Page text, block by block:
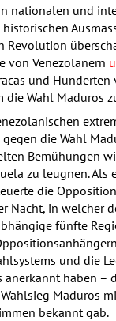
nationalen und
Revolution
von Venezolanern
und Hunderten
die Wahl Maduros
die Wahl
Bemühungen
zu leugnen. Als
die
Nacht, in welcher
fünfte
und die
anerkannt haben –
Maduros
bekannt gab.